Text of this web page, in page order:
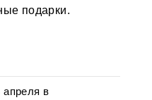
подарки.
апреля в